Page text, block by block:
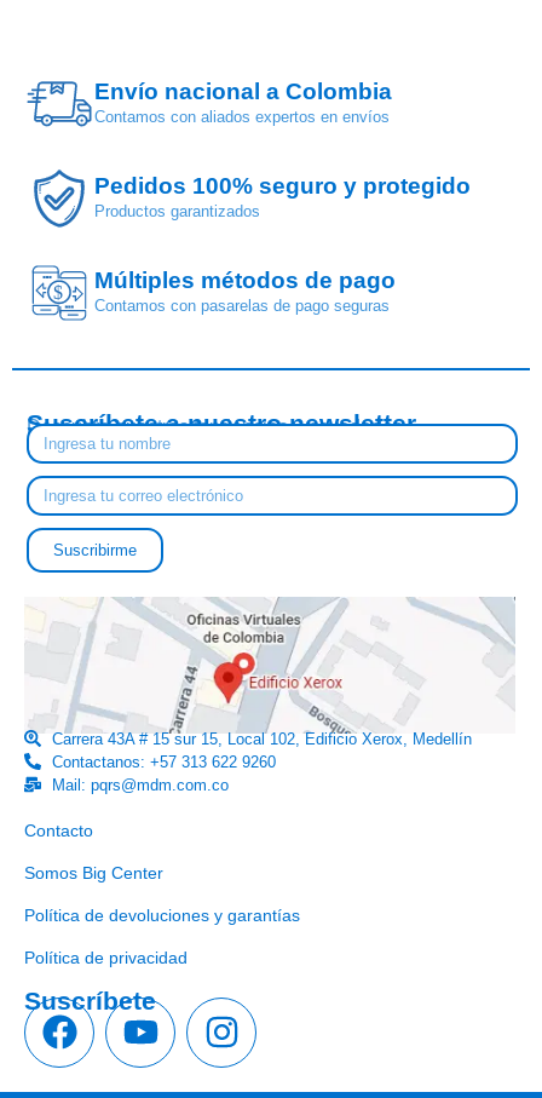
Envío nacional a Colombia
Contamos con aliados expertos en envíos
Pedidos 100% seguro y protegido
Productos garantizados
$ Múltiples métodos de pago
Contamos con pasarelas de pago seguras
Suscríbete a nuestro newsletter
Descubre nuestras tendencias y novedades
Suscribirme
Carrera 43A # 15 sur 15, Local 102, Edificio Xerox, Medellín
Contactanos: +57 313 622 9260
Mail: pqrs@mdm.com.co
Enlaces útiles
Contacto
Somos Big Center
Política de devoluciones y garantías
Política de privacidad
Suscríbete